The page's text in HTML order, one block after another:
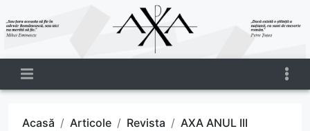
Acasă Articole Revista
AXA ANUL III